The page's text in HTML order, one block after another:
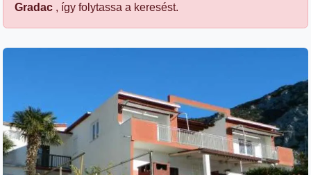
Gradac , így folytassa a keresést.